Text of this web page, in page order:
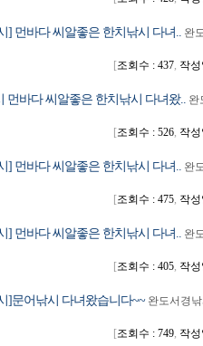
] 먼바다 씨알좋은 한치낚시 다녀.. 완
[조회수 : 437, 작성
먼바다 씨알좋은 한치낚시 다녀왔.. 완
[조회수 : 526, 작성
] 먼바다 씨알좋은 한치낚시 다녀.. 완
[조회수 : 475, 작성
] 먼바다 씨알좋은 한치낚시 다녀.. 완
[조회수 : 405, 작성
]문어낚시 다녀왔습니다~~ 완도서경
[조회수 : 749, 작성